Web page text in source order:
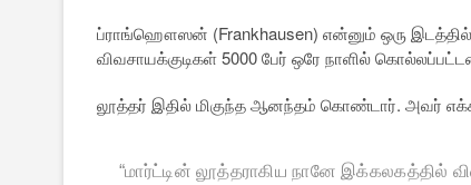
ப்ராங்ஹௌஸன் (Frankhausen) என்னும் ஒரு இடத்தில்
விவசாயக்குடிகள் 5000 பேர் ஒரே நாளில்
லூத்தர் இதில் மிகுந்த ஆனந்தம் கொண்டார். அவர்
“மார்ட்டின் லூத்தராகிய நானே